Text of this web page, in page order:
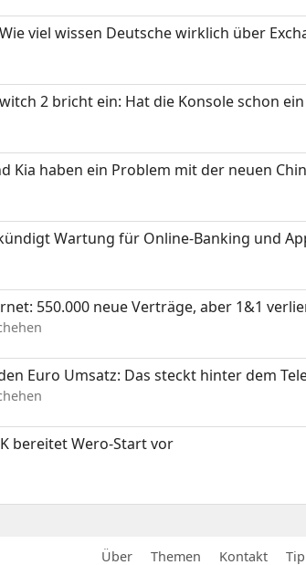
viel wissen Deutsche wirklich über
2 bricht ein: Hat die Konsole schon
Kia haben ein Problem mit der neuen
Wartung für Online-Banking und
550.000 neue Verträge, aber 1&1
Euro Umsatz: Das steckt hinter dem
bereitet Wero-Start vor
Über Themen Kontakt